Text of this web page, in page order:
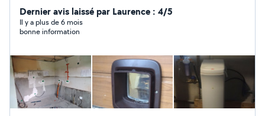
carrelage... Sans oublier l'entretien des espaces verts.
N'hésitez pas à me contacter!
Dernier avis laissé par Laurence : 4/5
Il y a plus de 6 mois
bonne information